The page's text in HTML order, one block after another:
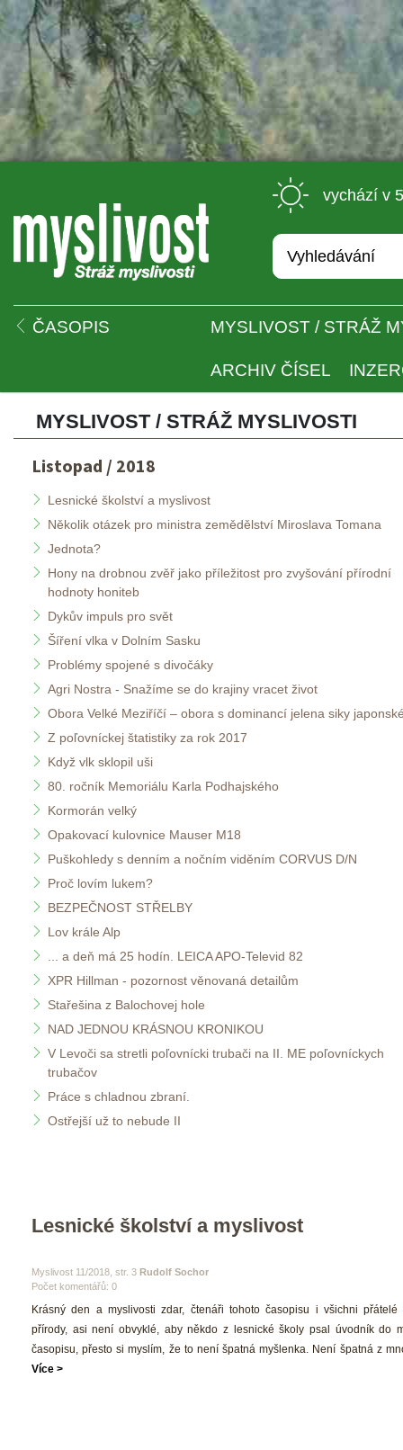
vychází v
ČASOPIS MYSLIVOST / STRÁŽ
ARCHIV ČÍSEL
MYSLIVOST / STRÁŽ MYSLIVOSTI
Listopad / 2018
Lesnické školství a myslivost
Několik otázek pro ministra zemědělství Miroslava Tomana
Jednota?
Hony na drobnou zvěř jako příležitost pro zvyšování přírodní
hodnoty honiteb
Dykův impuls pro svět
Šíření vlka v Dolním Sasku
Problémy spojené s divočáky
Agri Nostra - Snažíme se do krajiny vracet život
Obora Velké Meziříčí – obora s dominancí jelena siky
Z poľovníckej štatistiky za rok 2017
Když vlk sklopil uši
80. ročník Memoriálu Karla Podhajského
Kormorán velký
Opakovací kulovnice Mauser M18
Puškohledy s denním a nočním viděním CORVUS D/N
Proč lovím lukem?
BEZPEČNOST STŘELBY
Lov krále Alp
... a deň má 25 hodín. LEICA APO-Televid 82
XPR Hillman - pozornost věnovaná detailům
Stařešina z Balochovej hole
NAD JEDNOU KRÁSNOU KRONIKOU
V Levoči sa stretli poľovnícki trubači na II. ME poľovníckych
trubačov
Práce s chladnou zbraní.
Ostřejší už to nebude II
Lesnické školství a myslivost
Myslivost 11/2018, str. 3 Rudolf Sochor
Počet komentářů: 0
Krásný den a myslivosti zdar, čtenáři tohoto časopisu i všichni přátelé
přírody, asi není obvyklé, aby někdo z lesnické školy psal úvodník do
časopisu, přesto si myslím, že to není špatná myšlenka. Není špatná z
Více >